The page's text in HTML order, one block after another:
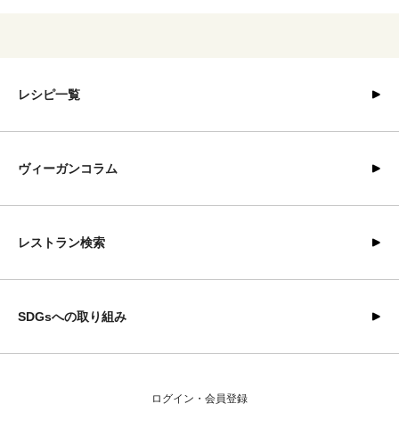
レシピ一覧
ヴィーガンコラム
レストラン検索
SDGsへの取り組み
ログイン・会員登録